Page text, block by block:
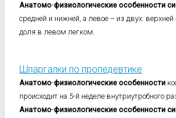
Анатомо-физиологические особенности
средней и нижней, а левое – из двух:
доля в левом легком.
Шпаргалки по пропедевтике
Анатомо-физиологические особенности
происходит на 5-й неделе внутриутробного
Анатомо-физиологические особенности